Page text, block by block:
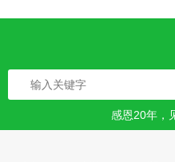
感恩20年，